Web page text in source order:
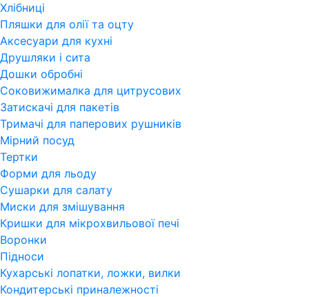
Хлібниці
Пляшки для олії та оцту
Аксесуари для кухні
Друшляки і сита
Дошки обробні
Соковижималка для цитрусових
Затискачі для пакетів
Тримачі для паперових рушників
Мірний посуд
Тертки
Форми для льоду
Сушарки для салату
Миски для змішування
Кришки для мікрохвильової печі
Воронки
Підноси
Кухарські лопатки, ложки, вилки
Кондитерські приналежності